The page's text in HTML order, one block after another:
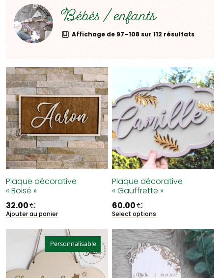
Bébés / enfants
Affichage de 97–108 sur 112 résultats
Plaque décorative
« Boisé »
32.00€
Ajouter au panier
Plaque décorative
« Gauffrette »
60.00€
Select options
Personnalisable